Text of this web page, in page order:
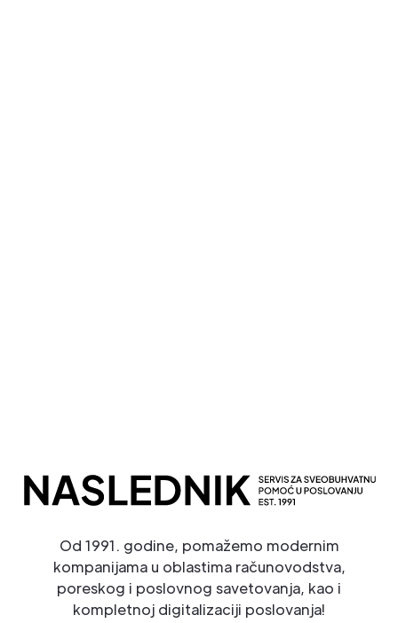
Od 1991. godine, pomažemo modernim
kompanijama u oblastima računovodstva,
poreskog i poslovnog savetovanja, kao i
kompletnoj digitalizaciji poslovanja!